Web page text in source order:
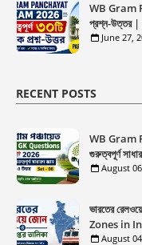
WB Gram
প্রশ্ন-উত্তর
June 27,
RECENT POSTS
WB Gram
গুরুত্বপূর্ণ
August
ভারতের
Zones in
August